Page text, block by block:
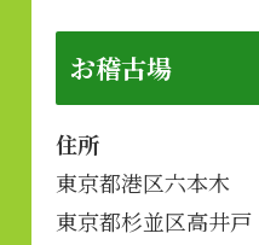
お稽古場
住所
東京都港区六本木
東京都杉並区高井戸